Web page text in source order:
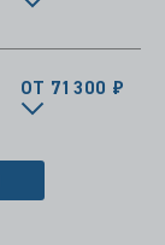
ОТ 71300 ₽